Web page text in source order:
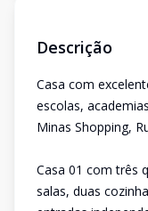
Descrição
Casa com
escolas,
Minas Shopping,
Casa 01 com três
salas, duas